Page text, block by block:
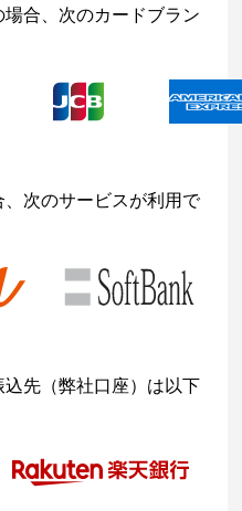
合、次のカードブラン
次のサービスが利用で
先（弊社口座）は以下